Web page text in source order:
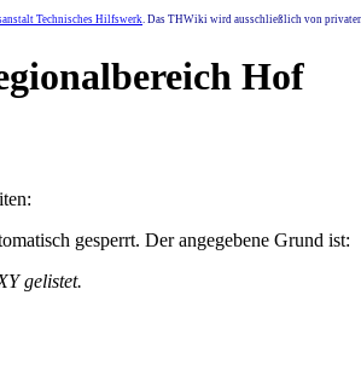
Technisches Hilfswerk. Das THWiki wird ausschließlich von
Hof
gesperrt. Der angegebene Grund ist:
gelistet.